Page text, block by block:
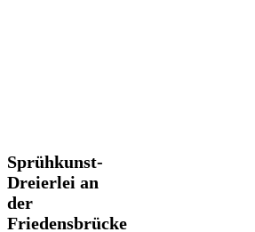
Sprühkunst-
Dreierlei
an
der
Friedensbrücke
Sprühkunst-
Dreierlei an
der
Friedensbrücke